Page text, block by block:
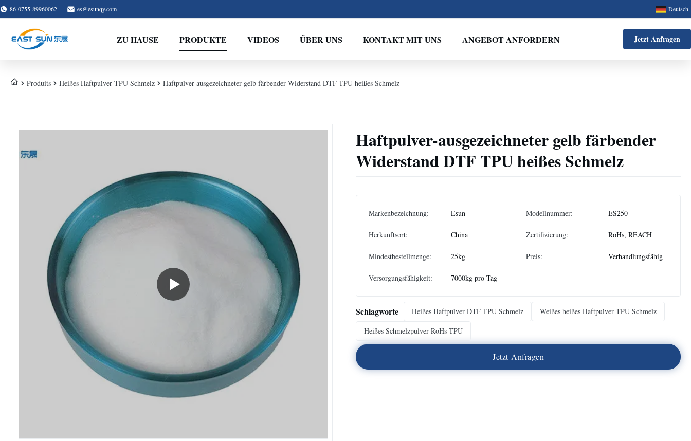
86-0755-89960062 es@esunqy.com Deutsch
ZU HAUSE PRODUKTE VIDEOS ÜBER UNS KONTAKT MIT UNS ANGEBOT ANFORDERN Jetzt Anfragen
Produits Heißes Haftpulver TPU Schmelz Haftpulver-ausgezeichneter gelb färbender Widerstand DTF TPU heißes Schmelz
Haftpulver-ausgezeichneter gelb färbender
Widerstand DTF TPU heißes Schmelz
Markenbezeichnung: Esun Modellnummer: ES250
Herkunftsort: China Zertifizierung: RoHs, REACH
Mindestbestellmenge: 25kg Preis: Verhandlungsfähig
Versorgungsfähigkeit: 7000kg pro Tag
Schlagworte Heißes Haftpulver DTF TPU Schmelz
Weißes heißes Haftpulver TPU Schmelz
Heißes Schmelzpulver RoHs TPU
Jetzt Anfragen